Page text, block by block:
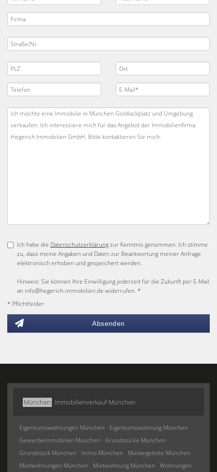
Ich habe die Datenschutzerklärungzur Kenntnis genommen. Ich stimme
zu, dass meine Angaben und Daten zur Beantwortung meiner Anfrage
elektronisch erhoben und gespeichert werden.
Hinweis: Sie können Ihre Einwilligung jederzeit für die Zukunft per E-Mail
an info@hegerich-immobilien.de widerrufen. *
* Pflichtfelder
Absenden
München Immobilienverkauf München
Eigentumswohnungen München
Eigentumswohnung München
Gewerbeimmobilien München
Grundstücke München
Grundstück München
Immo München
Mietangebote München
Mietwohnungen München
Mietwohnung München
Wohnungen